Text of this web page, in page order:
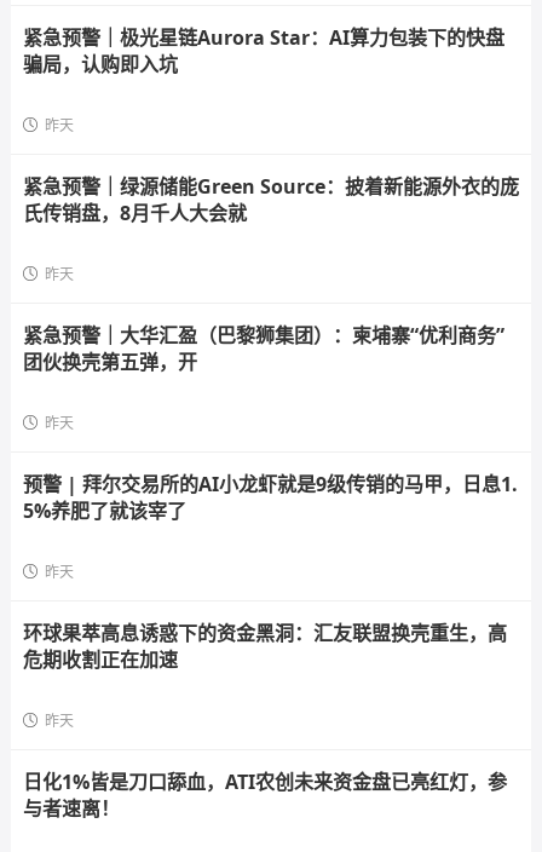
紧急预警｜极光星链Aurora Star：AI算力包装下的快盘
骗局，认购即入坑
昨天
紧急预警｜绿源储能Green Source：披着新能源外衣的庞
氏传销盘，8月千人大会就
昨天
紧急预警｜大华汇盈（巴黎狮集团）：柬埔寨“优利商务”
团伙换壳第五弹，开
昨天
预警 | 拜尔交易所的AI小龙虾就是9级传销的马甲，日息1.
5%养肥了就该宰了
昨天
环球果萃高息诱惑下的资金黑洞：汇友联盟换壳重生，高
危期收割正在加速
昨天
日化1%皆是刀口舔血，ATI农创未来资金盘已亮红灯，参
与者速离！